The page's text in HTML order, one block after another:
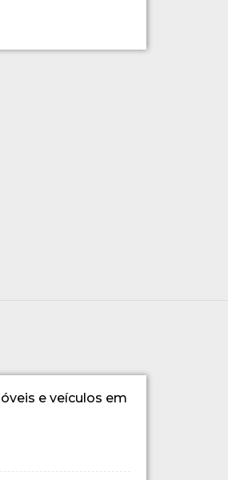
e veículos em